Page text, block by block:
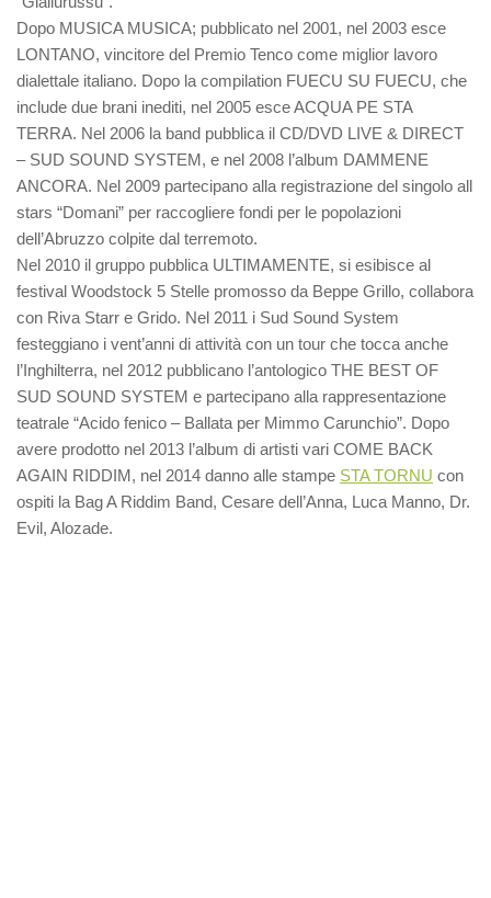
Dopo MUSICA MUSICA; pubblicato nel 2001, nel 2003 esce
LONTANO, vincitore del Premio Tenco come miglior lavoro
dialettale italiano. Dopo la compilation FUECU SU FUECU, che
include due brani inediti, nel 2005 esce ACQUA PE STA
TERRA. Nel 2006 la band pubblica il CD/DVD LIVE & DIRECT
– SUD SOUND SYSTEM, e nel 2008 l’album DAMMENE
ANCORA. Nel 2009 partecipano alla registrazione del singolo all
stars “Domani” per raccogliere fondi per le popolazioni
dell’Abruzzo colpite dal terremoto.
Nel 2010 il gruppo pubblica ULTIMAMENTE, si esibisce al
festival Woodstock 5 Stelle promosso da Beppe Grillo, collabora
con Riva Starr e Grido. Nel 2011 i Sud Sound System
festeggiano i vent’anni di attività con un tour che tocca anche
l’Inghilterra, nel 2012 pubblicano l’antologico THE BEST OF
SUD SOUND SYSTEM e partecipano alla rappresentazione
teatrale “Acido fenico – Ballata per Mimmo Carunchio”. Dopo
avere prodotto nel 2013 l’album di artisti vari COME BACK
AGAIN RIDDIM, nel 2014 danno alle stampe STA TORNU con
ospiti la Bag A Riddim Band, Cesare dell’Anna, Luca Manno, Dr.
Evil, Alozade.